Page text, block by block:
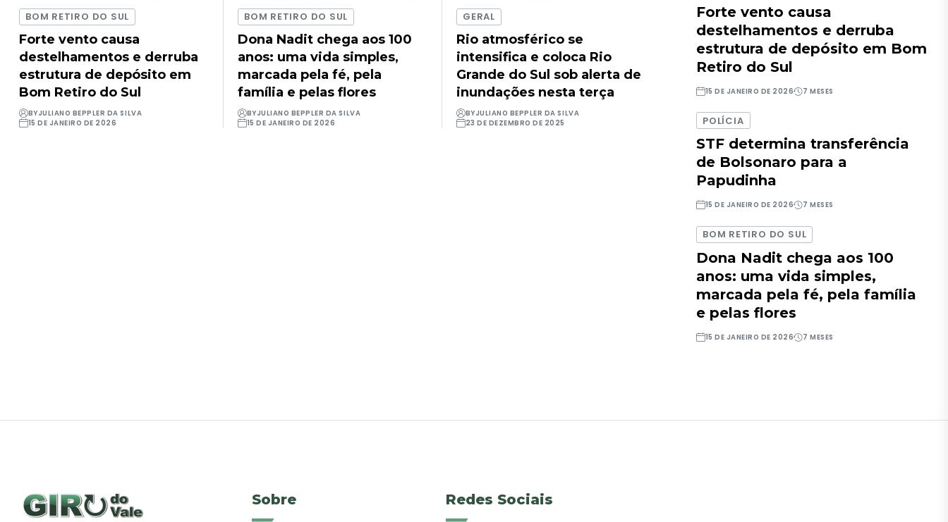
BOM RETIRO DO SUL
Forte vento causa
destelhamentos e derruba
estrutura de depósito em
Bom Retiro do Sul
BYJULIANO BEPPLER DA SILVA
15 DE JANEIRO DE 2026
BOM RETIRO DO SUL
Dona Nadit chega aos 100
anos: uma vida simples,
marcada pela fé, pela
família e pelas flores
BYJULIANO BEPPLER DA SILVA
15 DE JANEIRO DE 2026
GERAL
Rio atmosférico se
intensifica e coloca Rio
Grande do Sul sob alerta de
inundações nesta terça
BYJULIANO BEPPLER DA SILVA
23 DE DEZEMBRO DE 2025
Forte vento causa
destelhamentos e derruba
estrutura de depósito em Bom
Retiro do Sul
15 DE JANEIRO DE 2026 7 MESES
POLÍCIA
STF determina transferência
de Bolsonaro para a
Papudinha
15 DE JANEIRO DE 2026 7 MESES
BOM RETIRO DO SUL
Dona Nadit chega aos 100
anos: uma vida simples,
marcada pela fé, pela família
e pelas flores
15 DE JANEIRO DE 2026 7 MESES
Sobre Redes Sociais